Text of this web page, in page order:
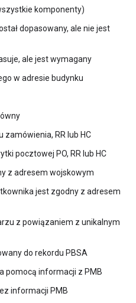
komponenty)
dopasowany, ale nie jest
ale jest wymagany
w adresie budynku
zamówienia, RR lub HC
pocztowej PO, RR lub HC
z adresem wojskowym
jest zgodny z adresem
z powiązaniem z unikalnym
do rekordu PBSA
pomocą informacji z PMB
informacji PMB